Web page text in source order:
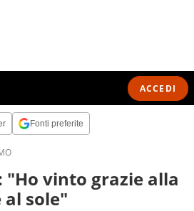
ACCEDI
Fonti preferite
vinto grazie alla
al sole"